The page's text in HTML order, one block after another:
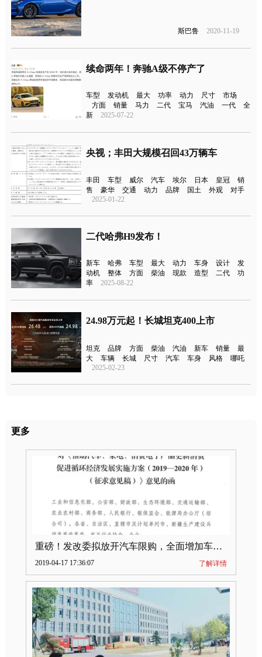
斯巴鲁 2020-11-19
续命两年！奔驰A级不停产了
车型 发动机 最大 功率 动力 尺寸
市场
方面
销量 马力 二代 宝马 汽油 一代
全
新
2025-07-22
央视；丰田大规模召回43万辆车
丰田 车型 威尔 汽车 埃尔 日本 皇冠
销
售
豪华 交通 动力 品牌 国土 外观
对手
2025-01-22
二代哈弗H9发布！
新车 哈弗 车型 最大 动力 车身 设计
发
动机
整体 方面 柴油 现款 造型 二代
功
率
2025-08-22
24.98万元起！长城坦克400上市
坦克 品牌 方面 柴油 汽油 新车 销量
最
大
车辆 长城 尺寸 汽车 车身 风格
哪吒
2025-02-23
更多
重磅！发改委拟放开汽车限购，全面增加车牌指标
2019-04-17 17:36:07 了解详情